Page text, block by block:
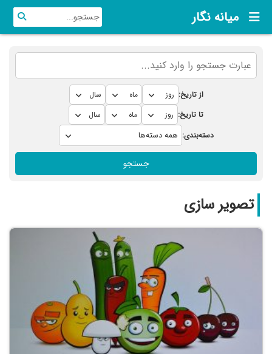
میانه نگار
از تاریخ:
تا تاریخ:
دسته‌بندی:
جستجو
تصویر سازی